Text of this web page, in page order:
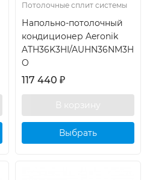
Потолочные сплит системы
Напольно-потолочный
кондиционер Aeronik
ATH36K3HI/AUHN36NM3H
O
117 440 ₽
Выбрать